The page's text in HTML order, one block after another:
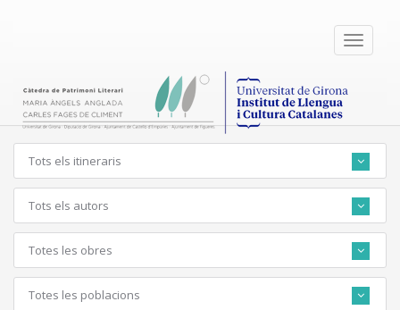
Toggle
Tots els itineraris
Tots els autors
Totes les obres
Totes les poblacions